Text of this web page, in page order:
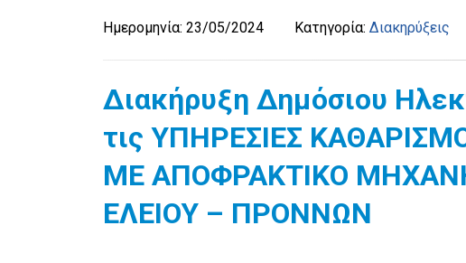
Ημερομηνία: 23/05/2024 Κατηγορία: Διακηρύξεις
Διακήρυξη Δημόσιου
τις ΥΠΗΡΕΣΙΕΣ
ΜΕ ΑΠΟΦΡΑΚΤΙΚΟ
ΕΛΕΙΟΥ – ΠΡΟΝΝΩΝ